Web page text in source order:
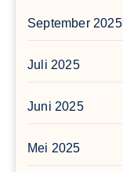
September 2025
Juli 2025
Juni 2025
Mei 2025